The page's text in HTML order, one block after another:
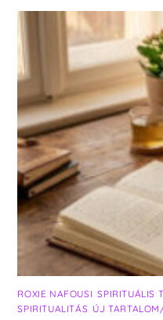
ROXIE NAFOUSI ,SPIRITUÁLIS
SPIRITUALITÁS ÚJ